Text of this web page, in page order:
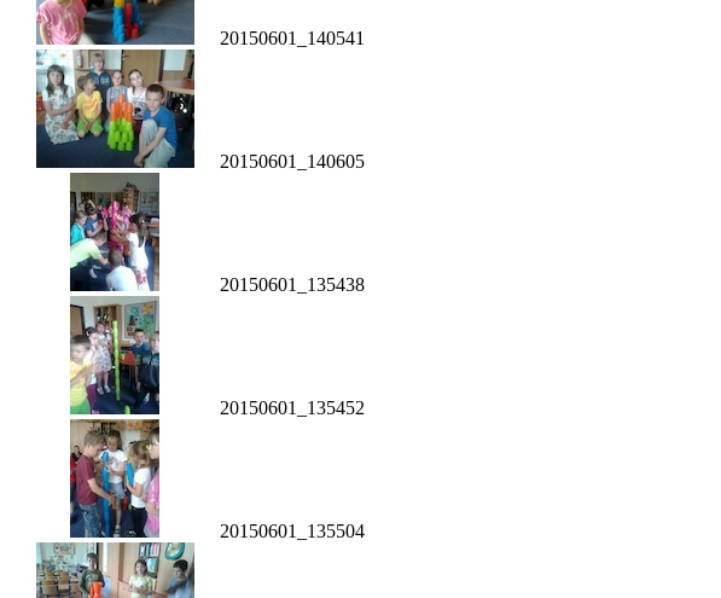
20150601_140541
20150601_140605
20150601_135438
20150601_135452
20150601_135504